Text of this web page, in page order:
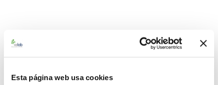
Esta página web usa cookies